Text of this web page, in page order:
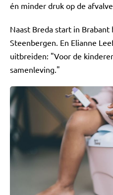
én minder druk op de
Naast Breda start in
Steenbergen. En Elianne
uitbreiden: "Voor de
samenleving."